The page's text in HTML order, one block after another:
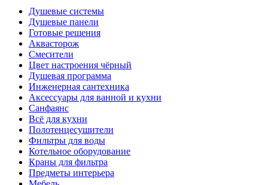
Душевые системы
Душевые панели
Готовые решения
Аквасторож
Смесители
Цвет настроения чёрный
Душевая программа
Инженерная сантехника
Аксессуары для ванной и кухни
Санфаянс
Всё для кухни
Полотенцесушители
Фильтры для воды
Котельное оборудование
Краны для фильтра
Предметы интерьера